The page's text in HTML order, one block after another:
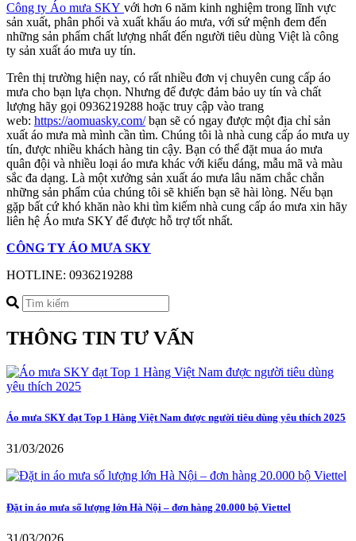
Công ty Áo mưa SKY với hơn 6 năm kinh nghiệm trong lĩnh vực
sản xuất, phân phối và xuất khẩu áo mưa, với sứ mệnh đem đến
những sản phẩm chất lượng nhất đến người tiêu dùng Việt là công
ty sản xuất áo mưa uy tín.
Trên thị trường hiện nay, có rất nhiều đơn vị chuyên cung cấp áo
mưa cho bạn lựa chọn. Nhưng để được đảm bảo uy tín và chất
lượng hãy gọi 0936219288 hoặc truy cập vào trang
web: https://aomuasky.com/bạn sẽ có ngay được một địa chỉ sản
xuất áo mưa mà mình cần tìm. Chúng tôi là nhà cung cấp áo mưa uy
tín, được nhiều khách hàng tin cậy. Bạn có thể đặt mua áo mưa
quân đội và nhiều loại áo mưa khác với kiểu dáng, mẫu mã và màu
sắc đa dạng. Là một xưởng sản xuất áo mưa lâu năm chắc chắn
những sản phẩm của chúng tôi sẽ khiến bạn sẽ hài lòng. Nếu bạn
gặp bất cứ khó khăn nào khi tìm kiếm nhà cung cấp áo mưa xin hãy
liên hệ Áo mưa SKY để được hỗ trợ tốt nhất.
CÔNG TY ÁO MƯA SKY
HOTLINE: 0936219288
THÔNG TIN TƯ VẤN
Áo mưa SKY đạt Top 1 Hàng Việt Nam được người tiêu dùng yêu thích 2025
31/03/2026
Đặt in áo mưa số lượng lớn Hà Nội – đơn hàng 20.000 bộ Viettel
31/03/2026